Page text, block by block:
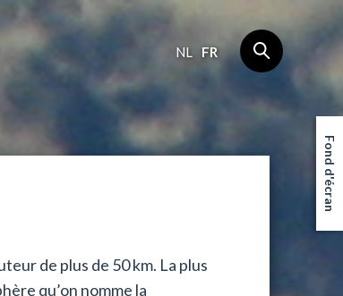
NL FR
de plus de 50 km. La plus
qu’on nomme la
Fond d'écran